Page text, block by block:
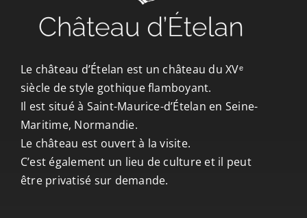
CONTACT/ACCÈS
Le château d’Ételan est un château du XVᵉ
siècle de style gothique flamboyant.
Il est situé à Saint-Maurice-d’Ételan en Seine-
Maritime, Normandie.
Le château est ouvert à la visite.
C’est également un lieu de culture et il peut
être privatisé sur demande.